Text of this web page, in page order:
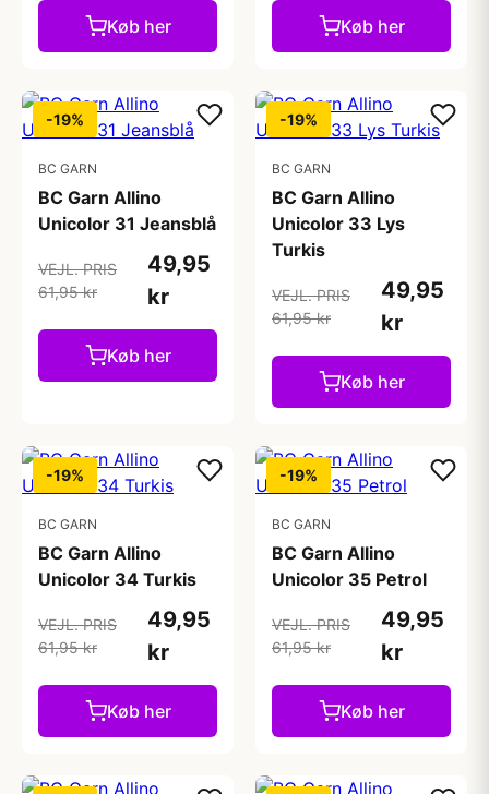
Køb her Køb her
-19%
BC GARN
BC Garn Allino
Unicolor 31 Jeansblå
VEJL. PRIS
61,95 kr
49,95
kr
Køb her
-19%
BC GARN
BC Garn Allino
Unicolor 33 Lys
Turkis
VEJL. PRIS
61,95 kr
49,95
kr
Køb her
-19%
BC GARN
BC Garn Allino
Unicolor 34 Turkis
VEJL. PRIS
61,95 kr
49,95
kr
Køb her
-19%
BC GARN
BC Garn Allino
Unicolor 35 Petrol
VEJL. PRIS
61,95 kr
49,95
kr
Køb her